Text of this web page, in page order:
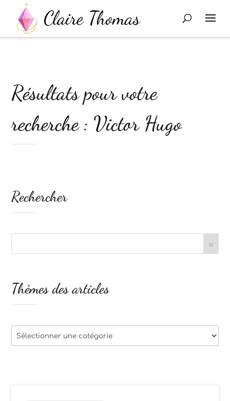
Résultats pour votre
recherche : Victor Hugo
Rechercher
Thèmes des articles
Thèmes
des